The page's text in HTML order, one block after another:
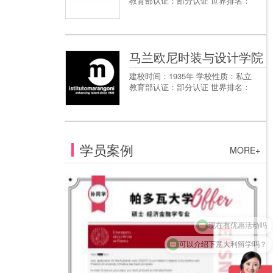
马兰欧尼时装与设计学院
建校时间：1935年 学校性质：私立
教育部认证：部分认证 世界排名：
学员案例 MORE+
可以介绍下意大利留学吗？